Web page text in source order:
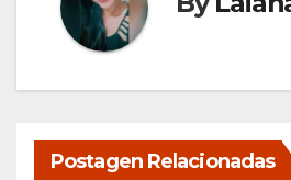
Postagen Relacionadas